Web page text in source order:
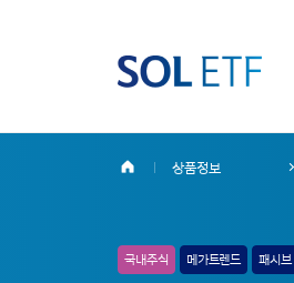
상품정보
국내주식 메가트렌드 패시브